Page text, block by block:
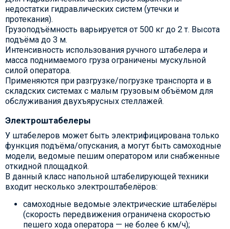
недостатки гидравлических систем (утечки и
протекания).
Грузоподъёмность варьируется от 500 кг до 2 т. Высота
подъёма до 3 м.
Интенсивность использования ручного штабелера и
масса поднимаемого груза ограничены мускульной
силой оператора.
Применяются при разгрузке/погрузке транспорта и в
складских системах с малым грузовым объёмом для
обслуживания двухъярусных стеллажей.
Электроштабелеры
У штабелеров может быть электрифицирована только
функция подъёма/опускания, а могут быть самоходные
модели, ведомые пешим оператором или снабженные
откидной площадкой.
В данный класс напольной штабелирующей техники
входит несколько электроштабелёров:
самоходные ведомые электрические штабелёры
(скорость передвижения ограничена скоростью
пешего хода оператора — не более 6 км/ч);